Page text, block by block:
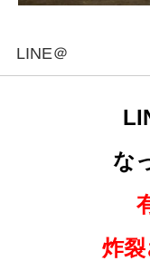
LINE＠
な
炸裂